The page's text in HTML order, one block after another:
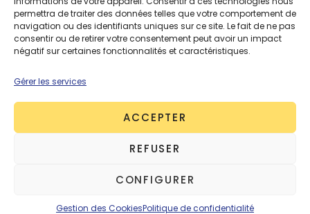
permettra de traiter des données telles que votre comportement de
navigation ou des identifiants uniques sur ce site. Le fait de ne pas
consentir ou de retirer votre consentement peut avoir un impact
négatif sur certaines fonctionnalités et caractéristiques.
Gérer les services
ACCEPTER
REFUSER
CONFIGURER
Gestion des CookiesPolitique de confidentialité
Contactez-nous
Conditions générales
Mentions légales
Gestion des cookies
© 2026 - The Good Goods - Tous droits réservés